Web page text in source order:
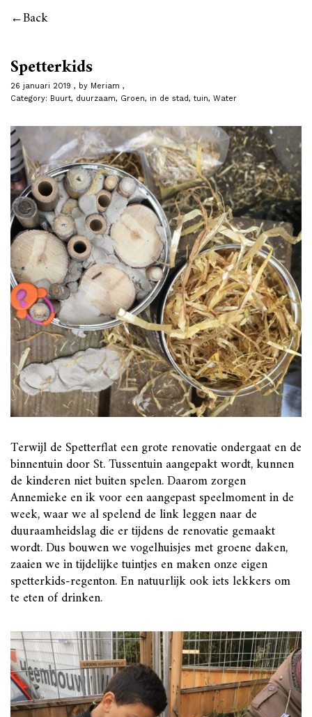
Back
Spetterkids
26 januari 2019 by Meriam
Category: Buurt, duurzaam, Groen, in de stad, tuin, Water
Terwijl de Spetterflat een grote renovatie ondergaat en de
binnentuin door St. Tussentuin aangepakt wordt, kunnen
de kinderen niet buiten spelen. Daarom zorgen
Annemieke en ik voor een aangepast speelmoment in de
week, waar we al spelend de link leggen naar de
duuraamheidslag die er tijdens de renovatie gemaakt
wordt. Dus bouwen we vogelhuisjes met groene daken,
zaaien we in tijdelijke tuintjes en maken onze eigen
spetterkids-regenton. En natuurlijk ook iets lekkers om
te eten of drinken.